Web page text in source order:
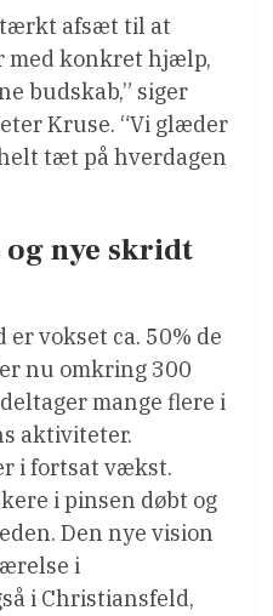
afsæt til at
med konkret hjælp,
budskab,” siger
Kruse. “Vi glæder
tæt på hverdagen
nye skridt
vokset ca. 50% de
nu omkring 300
mange flere i
aktiviteter.
i fortsat vækst.
i pinsen døbt og
Den nye vision
i
i Christiansfeld,